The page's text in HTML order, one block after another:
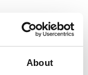
About
En härlig och
kräver några
oss ingår